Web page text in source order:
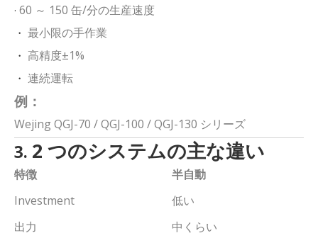
· 60 ～ 150 缶/分の生産速度
・ 最小限の手作業
・ 高精度±1%
・ 連続運転
例：
Wejing QGJ-70 / QGJ-100 / QGJ-130 シリーズ
3. 2 つのシステムの主な違い
特徴
半自動
Investment
低い
出力
中くらい